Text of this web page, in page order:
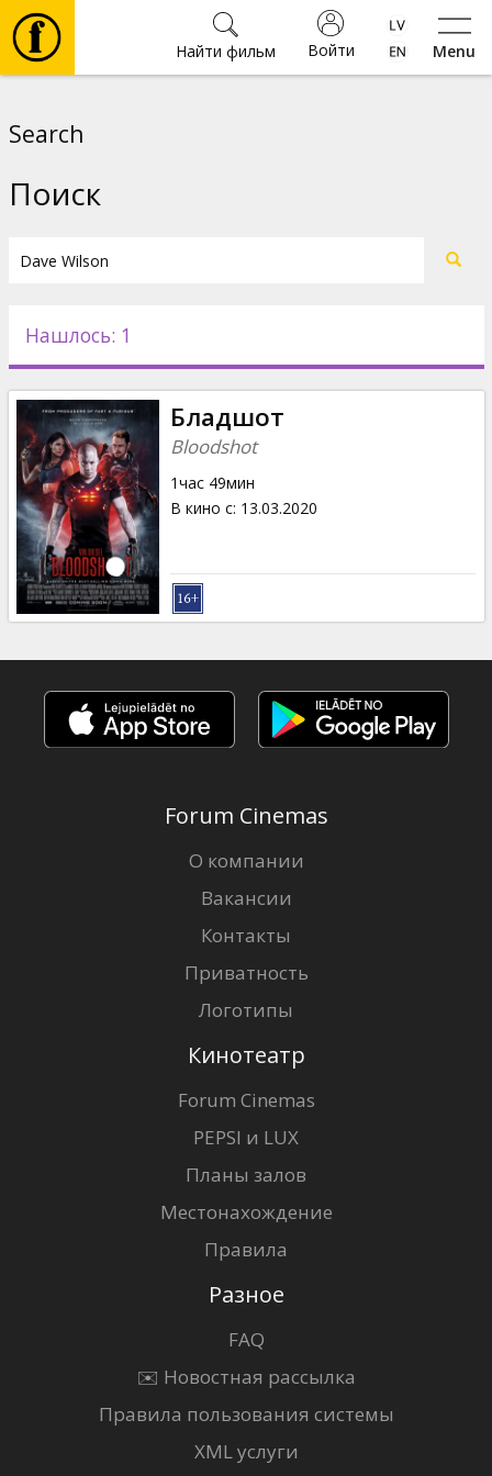
Menu
Войти
Найти фильм
Новости
Подарки
Кинозакуски
B2B
Клуб
Search
Поиск
Нашлось: 1
Бладшот
Bloodshot
1час 49мин
В кино с: 13.03.2020
Forum Cinemas
О компании
Вакансии
Контакты
Приватность
Логотипы
Кинотеатр
Forum Cinemas
PEPSI и LUX
Планы залов
Местонахождение
Правила
Разное
FAQ
✉️ Новостная рассылка
Правила пользования системы
XML услуги